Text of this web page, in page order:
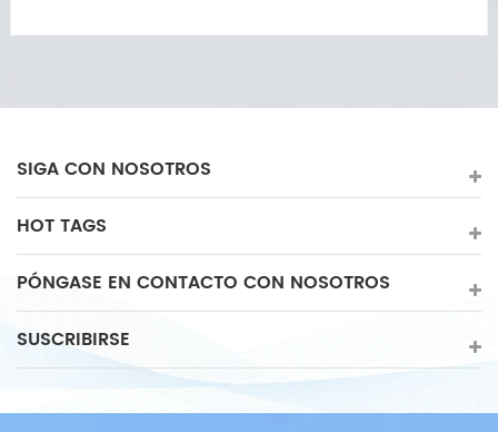
arterial alta, diabetes, etc. La máquina ECP ahora
SIGA CON NOSOTROS
HOT TAGS
PÓNGASE EN CONTACTO CON NOSOTROS
SUSCRIBIRSE